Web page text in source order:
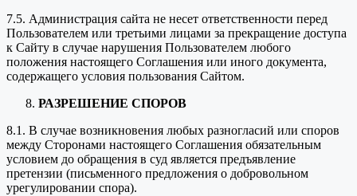
7.5. Администрация сайта не несет ответственности перед
Пользователем или третьими лицами за прекращение доступа
к Сайту в случае нарушения Пользователем любого
положения настоящего Соглашения или иного документа,
содержащего условия пользования Сайтом.
РАЗРЕШЕНИЕ СПОРОВ
8.1. В случае возникновения любых разногласий или споров
между Сторонами настоящего Соглашения обязательным
условием до обращения в суд является предъявление
претензии (письменного предложения о добровольном
урегулировании спора).